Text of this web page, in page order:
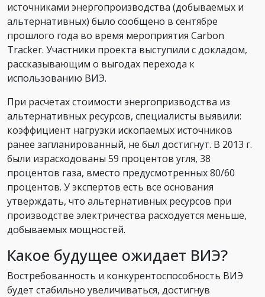
источниками энергопроизводства (добываемых и
альтернативных) было сообщено в сентябре
прошлого года во время мероприятия Сarbon
Tracker. Участники проекта выступили с докладом,
рассказывающим о выгодах перехода к
использованию ВИЭ.
При расчетах стоимости энергопризводства из
альтернативных ресурсов, специалисты выявили:
коэффициент нагрузки ископаемых источников
ранее запланированный, не был достигнут. В 2013 г.
были израсходованы 59 процентов угля, 38
процентов газа, вместо предусмотренных 80/60
процентов. У экспертов есть все основания
утверждать, что альтернативных ресурсов при
производстве электричества расходуется меньше,
добываемых мощностей.
Какое будущее ожидает ВИЭ?
Востребованность и конкурентоспособность ВИЭ
будет стабильно увеличиваться, достигнув